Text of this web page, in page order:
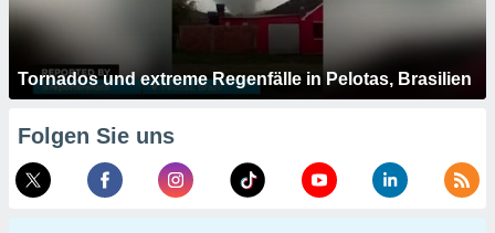
Tornados und extreme Regenfälle in Pelotas, Brasilien
Folgen Sie uns